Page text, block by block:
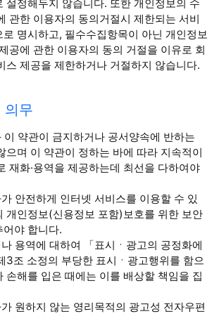
설정해두지 않습니다. 또한 개인정보의 수
관한 이용자의 동의거절시 제한되는 서비
로 명시하고, 필수수집항목이 아닌 개인정보
공에 관한 이용자의 동의 거절을 이유로 회
스 제공을 제한하거나 거절하지 않습니다.
의무
이 약관이 금지하거나 공서양속에 반하는
으며 이 약관이 정하는 바에 따라 지속적이
재화·용역을 제공하는데 최선을 다하여야
안전하게 인터넷 서비스를 이용할 수 있
개인정보(신용정보 포함)보호를 위한 보안
야 합니다.
용역에 대하여 「표시ㆍ광고의 공정화에
3조 소정의 부당한 표시ㆍ광고행위를 함으
손해를 입은 때에는 이를 배상할 책임을 집
원하지 않는 영리목적의 광고성 전자우편